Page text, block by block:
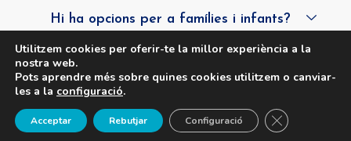
Hi ha opcions per a famílies i infants?
Utilitzem cookies per oferir-te la millor experiència a la
nostra web.
Pots aprendre més sobre quines cookies utilitzem o canviar-
les a la configuració.
Acceptar Rebutjar Configuració Tanca el